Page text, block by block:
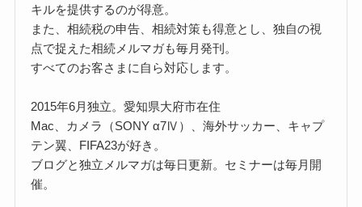
キルを提供するのが得意。
また、相続税の申告、相続対策も得意とし、独自の視
点で捉えた相続メルマガも毎月発刊。
すべてのお客さまに自ら対応します。
2015年6月独立。愛知県大府市在住
Mac、カメラ（SONY α7Ⅳ）、海外サッカー、キャプ
テン翼、FIFA23が好き。
ブログと独立メルマガは毎日更新。セミナーは毎月開
催。